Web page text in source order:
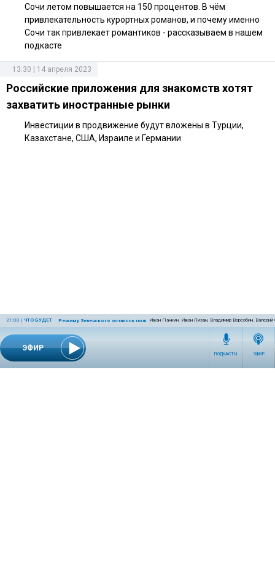
ЭФИР
21:00 | ЧТО БУДЕТ Режиму Зеленского осталось полгодаИван Панкин, Иван Лизан, Владимир Ворсобин, Валерий
ПОДКАСТЫ ЭФИР
Сочи летом повышается на 150 процентов. В чём
привлекательность курортных романов, и почему именно
Сочи так привлекает романтиков - рассказываем в нашем
подкасте
13:30 | 14 апреля 2023
Российские приложения для знакомств хотят
захватить иностранные рынки
Инвестиции в продвижение будут вложены в Турции,
Казахстане, США, Израиле и Германии